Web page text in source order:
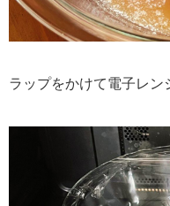
ラップをかけて電子レン